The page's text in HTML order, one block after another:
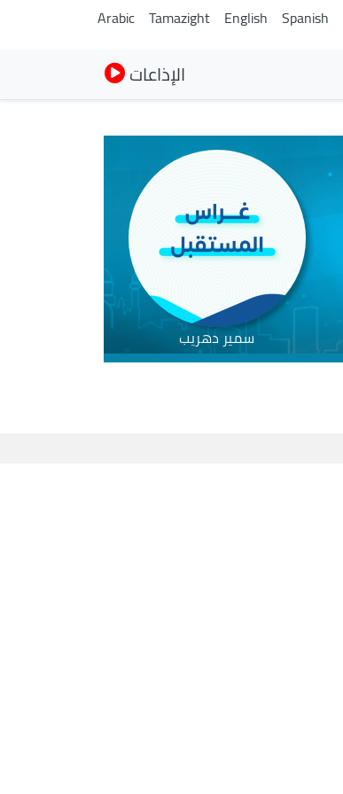
Arabic Tamazight English Spanish
الإذاعات
سمير دهريب